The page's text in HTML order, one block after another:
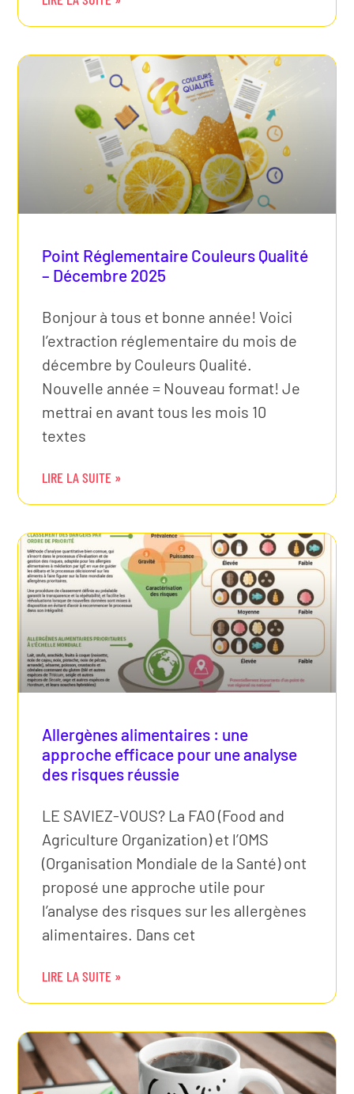
Point Réglementaire Couleurs Qualité
– Décembre 2025
Bonjour à tous et bonne année! Voici
l’extraction réglementaire du mois de
décembre by Couleurs Qualité.
Nouvelle année = Nouveau format! Je
mettrai en avant tous les mois 10
textes
LIRE LA SUITE »
Allergènes alimentaires : une
approche efficace pour une analyse
des risques réussie
LE SAVIEZ-VOUS? La FAO (Food and
Agriculture Organization) et l’OMS
(Organisation Mondiale de la Santé) ont
proposé une approche utile pour
l’analyse des risques sur les allergènes
alimentaires. Dans cet
LIRE LA SUITE »